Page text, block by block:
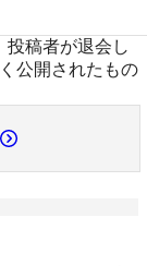
稿者が退会し
公開されたもの